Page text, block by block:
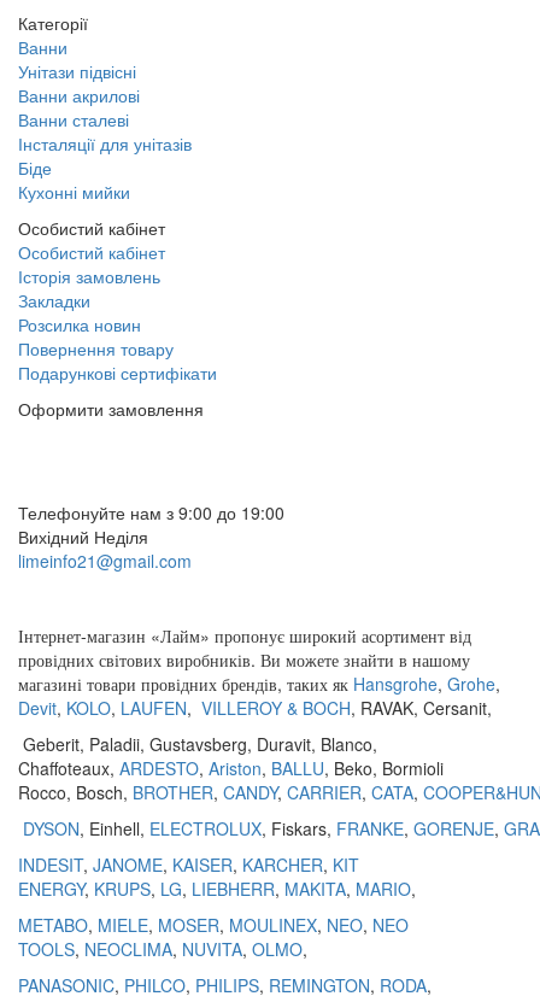
Категорії
Ванни
Унітази підвісні
Ванни акрилові
Ванни сталеві
Інсталяції для унітазів
Біде
Кухонні мийки
Особистий кабінет
Особистий кабінет
Історія замовлень
Закладки
Розсилка новин
Повернення товару
Подарункові сертифікати
Оформити замовлення
Телефонуйте нам з 9:00 до 19:00
Вихідний Неділя
limeinfo21@gmail.com
Інтернет-магазин «Лайм» пропонує широкий асортимент від
провідних світових виробників. Ви можете знайти в нашому
магазині товари провідних брендів, таких як Hansgrohe, Grohe,
Devit, KOLO, LAUFEN, VILLEROY & BOCH, RAVAK, Cersanit,
Geberit, Paladii, Gustavsberg, Duravit, Blanco,
Chaffoteaux, ARDESTO, Ariston, BALLU, Beko, Bormioli
Rocco, Bosch, BROTHER, CANDY, CARRIER, CATA,
DYSON, Einhell, ELECTROLUX, Fiskars, FRANKE, GORENJE,
INDESIT, JANOME, KAISER, KARCHER, KIT
ENERGY, KRUPS, LG, LIEBHERR, MAKITA, MARIO,
METABO, MIELE, MOSER, MOULINEX, NEO, NEO
TOOLS, NEOCLIMA, NUVITA, OLMO,
PANASONIC, PHILCO, PHILIPS, REMINGTON, RODA,